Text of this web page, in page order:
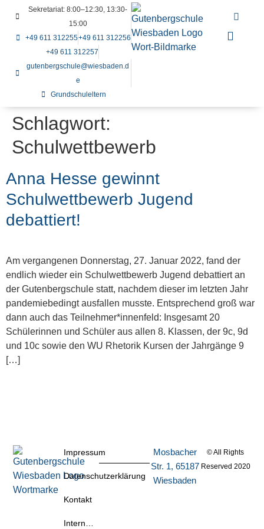
Sekretariat: 8:00–12:30, 13:30-
15:00
+49 611 312255+49 611 312256
+49 611 312257
gutenbergschule@wiesbaden.d
e
Grundschuleltern
Schlagwort:
Schulwettbewerb
Anna Hesse gewinnt
Schulwettbewerb Jugend
debattiert!
Am vergangenen Donnerstag, 27. Januar 2022, fand der
endlich wieder ein Schulwettbewerb Jugend debattiert an
der Gutenbergschule statt, nachdem dieser im letzten Jahr
pandemiebedingt ausfallen musste. Entsprechend groß war
dann auch das Teilnehmer*innenfeld: Insgesamt 20
Schülerinnen und Schüler aus allen 8. Klassen, der 9c, 9d
und 10c sowie den WU Rhetorik Kursen der Jahrgänge 9
[…]
Impressum
Datenschutzerklärung
Kontakt
Intern…
Mosbacher
Str. 1, 65187
Wiesbaden
© All Rights
Reserved 2020